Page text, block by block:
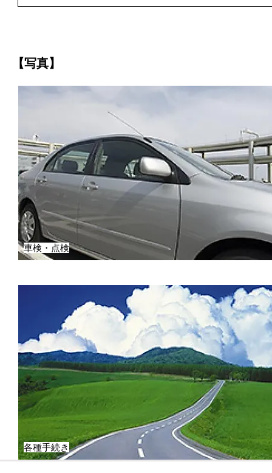
【写真】
車検・点検
各種手続き